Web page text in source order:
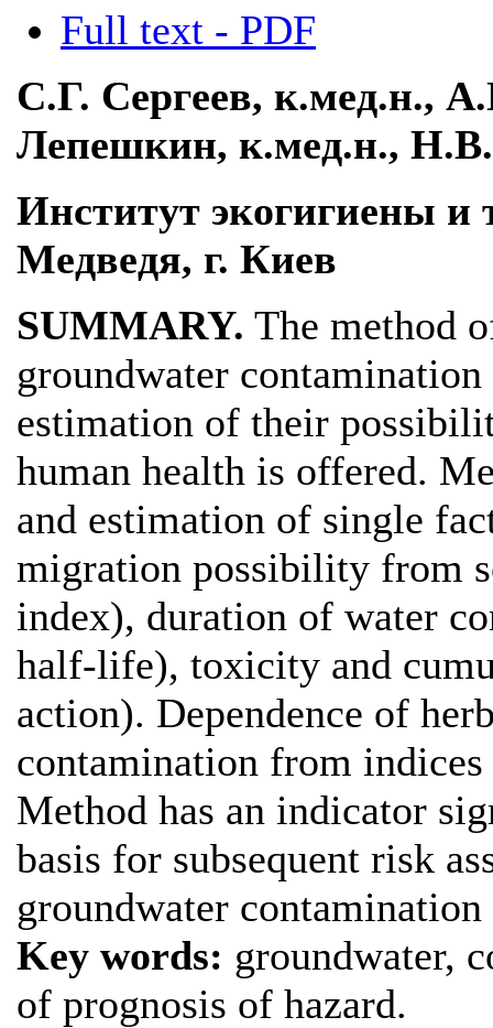
Full text - PDF
С.Г. Сергеев, к.мед.н.,
Лепешкин, к.мед.н., Н.В.
Институт экогигиены
Медведя, г. Киев
SUMMARY. The method
groundwater
estimation of their
human health is offered.
and estimation of single
migration possibility from
index), duration of water
half-life), toxicity and
action). Dependence of
contamination from
Method has an indicator
basis for subsequent risk
groundwater
Key words: groundwater,
of prognosis of hazard.